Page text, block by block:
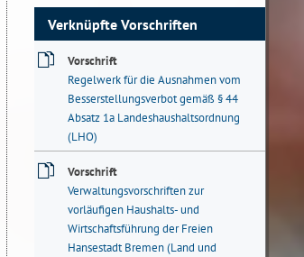
Verknüpfte Vorschriften
Vorschrift
Regelwerk für die Ausnahmen vom
Besserstellungsverbot gemäß § 44
Absatz 1a Landeshaushaltsordnung
(LHO)
Vorschrift
Verwaltungsvorschriften zur
vorläufigen Haushalts- und
Wirtschaftsführung der Freien
Hansestadt Bremen (Land und